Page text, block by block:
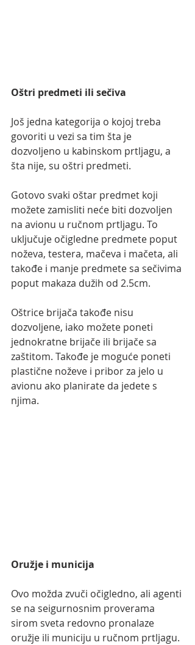
Oštri predmeti ili sečiva
Još jedna kategorija o kojoj treba
govoriti u vezi sa tim šta je
dozvoljeno u kabinskom prtljagu, a
šta nije, su oštri predmeti.
Gotovo svaki oštar predmet koji
možete zamisliti neće biti dozvoljen
na avionu u ručnom prtljagu. To
uključuje očigledne predmete poput
noževa, testera, mačeva i mačeta, ali
takođe i manje predmete sa sečivima
poput makaza dužih od 2.5cm.
Oštrice brijača takođe nisu
dozvoljene, iako možete poneti
jednokratne brijače ili brijače sa
zaštitom. Takođe je moguće poneti
plastične noževe i pribor za jelo u
avionu ako planirate da jedete s
njima.
Oružje i municija
Ovo možda zvuči očigledno, ali agenti
se na seigurnosnim proverama
sirom sveta redovno pronalaze
oružje ili municiju u ručnom prtljagu.